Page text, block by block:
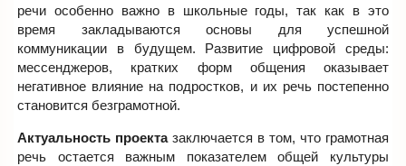
речи особенно важно в школьные годы, так как в это
время закладываются основы для успешной
коммуникации в будущем. Развитие цифровой среды:
мессенджеров, кратких форм общения оказывает
негативное влияние на подростков, и их речь постепенно
становится безграмотной.
Актуальность проектазаключается в том, что грамотная
речь остается важным показателем общей культуры